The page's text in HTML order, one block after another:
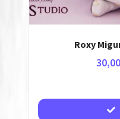
Roxy
30,00